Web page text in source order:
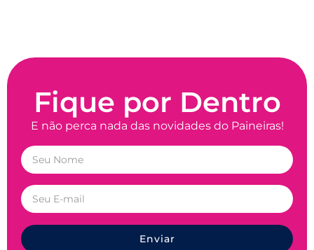
Fique por Dentro
E não perca nada das novidades do Paineiras!
Enviar